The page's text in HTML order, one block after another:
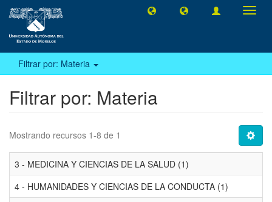
Filtrar por: Materia
Filtrar por: Materia
Mostrando recursos 1-8 de 1
3 - MEDICINA Y CIENCIAS DE LA SALUD (1)
4 - HUMANIDADES Y CIENCIAS DE LA CONDUCTA (1)